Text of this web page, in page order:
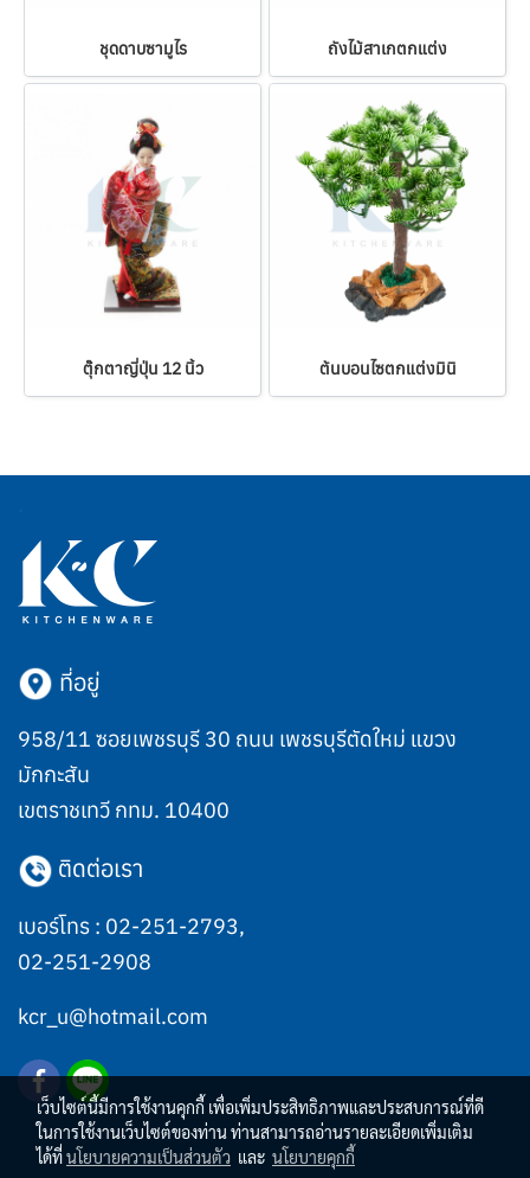
ชุดดาบซามูไร ถังไม้สาเกตกแต่ง
ตุ๊กตาญี่ปุ่น 12 นิ้ว ต้นบอนไซตกแต่งมินิ
ที่อยู่
958/11 ซอยเพชรบุรี 30 ถนน เพชรบุรีตัดใหม่ แขวง
มักกะสัน
เขตราชเทวี กทม. 10400
ติดต่อเรา
เบอร์โทร : 02-251-2793,
02-251-2908
kcr_u@hotmail.com
เว็บไซต์นี้มีการใช้งานคุกกี้ เพื่อเพิ่มประสิทธิภาพและประสบการณ์ที่ดี
ในการใช้งานเว็บไซต์ของท่าน ท่านสามารถอ่านรายละเอียดเพิ่มเติม
ได้ที่นโยบายความเป็นส่วนตัว และ นโยบายคุกกี้